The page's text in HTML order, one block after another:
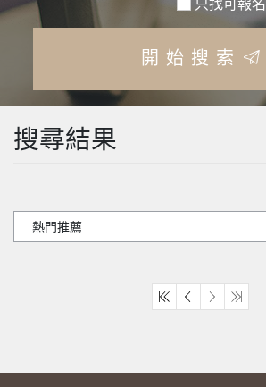
開始搜索
搜尋結果